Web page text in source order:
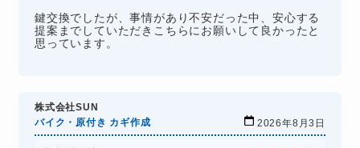
鍵交換でしたが、事情があり不安だった中、安心する
提案までしていただきこちらにお願いして良かったと
思っています。
株式会社SUN
バイク・原付き カギ作成
2026年8月3日